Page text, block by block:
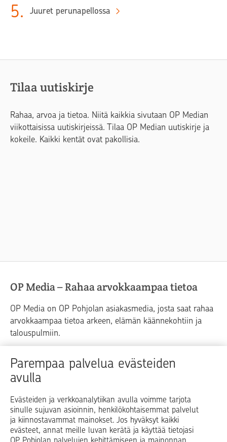
Parempaa palvelua evästeiden
avulla
Evästeiden ja verkkoanalytiikan avulla voimme tarjota
sinulle sujuvan asioinnin, henkilökohtaisemmat palvelut
ja kiinnostavammat mainokset. Jos hyväksyt kaikki
evästeet, annat meille luvan kerätä ja käyttää tietojasi
5. Juuret perunapellossa
Tilaa uutiskirje
Rahaa, arvoa ja tietoa. Niitä kaikkia sivutaan OP Median
viikottaisissa uutiskirjeissä. Tilaa OP Median uutiskirje ja
kokeile. Kaikki kentät ovat pakollisia.
OP Media – Rahaa arvokkaampaa tietoa
OP Media on OP Pohjolan asiakasmedia, josta saat rahaa
arvokkaampaa tietoa arkeen, elämän käännekohtiin ja
talouspulmiin.
Raha Elämä
Yrityselämä
Blogit ja puheenvuorot
Op.fi OP Koti Pohjola Vahinkoapu
Facebook
X LinkedInInstagram